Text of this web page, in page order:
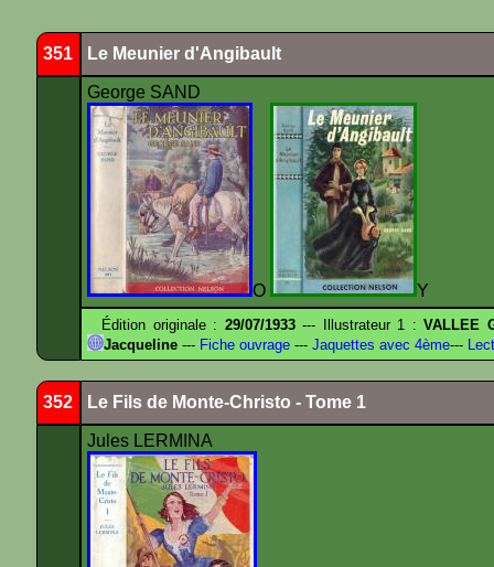
351 Le Meunier d'Angibault
George SAND
O Y
Édition originale : 29/07/1933--- Illustrateur 1 :VALLEE
Jacqueline --- Fiche ouvrage --- Jaquettes avec 4ème---
352 Le Fils de Monte-Christo - Tome 1
Jules LERMINA